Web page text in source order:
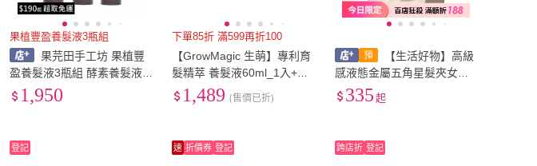
果植豐盈養髮液3瓶組
果芫田手工坊 果植豐
盈養髮液3瓶組 酵素養髮液
酵素育髮液 萌髮 側柏葉生薑
滋養液 強健髮根 豐盈蓬鬆
1,950
登記
下單85折 滿599再折100
【GrowMagic 生萌】專利育
髮精萃 養髮液60ml_1入+外
泌體保濕洗髮精-小蒼蘭290
ml_1入
1,489 (售價已折)
速 折價券 登記
【生活好物】高級
感液態金屬五角星髮夾女簡
約少女側邊劉海夾氣質鴨嘴
夾子髮卡
335 起
跨店折 登記